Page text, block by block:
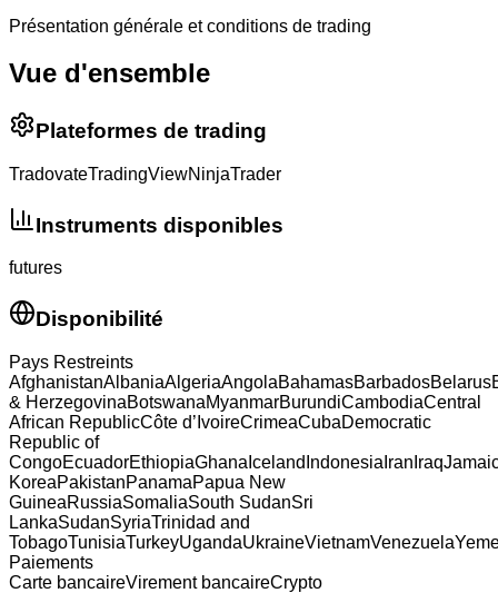
Présentation générale et conditions de trading
Vue d'ensemble
Plateformes de trading
TradovateTradingViewNinjaTrader
Instruments disponibles
futures
Disponibilité
Pays Restreints
AfghanistanAlbaniaAlgeriaAngolaBahamasBarbadosBelarus
& HerzegovinaBotswanaMyanmarBurundiCambodiaCentral
African RepublicCôte d’IvoireCrimeaCubaDemocratic
Republic of
CongoEcuadorEthiopiaGhana Iceland Indonesia Iran Iraq
KoreaPakistanPanamaPapua New
GuineaRussiaSomaliaSouth SudanSri
LankaSudanSyriaTrinidad and
TobagoTunisiaTurkeyUgandaUkraineVietnamVenezuela
Paiements
Carte bancaireVirement bancaireCrypto